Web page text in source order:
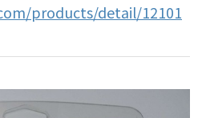
products/detail/12101